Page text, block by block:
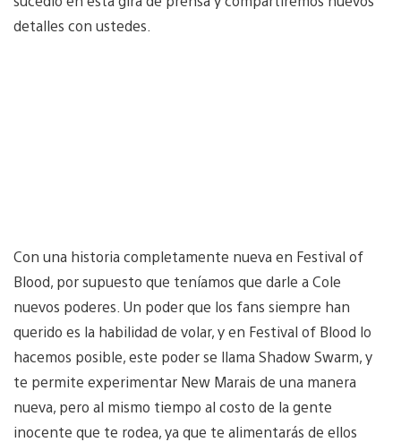
detalles con ustedes.
Con una historia completamente nueva en Festival of
Blood, por supuesto que teníamos que darle a Cole
nuevos poderes. Un poder que los fans siempre han
querido es la habilidad de volar, y en Festival of Blood lo
hacemos posible, este poder se llama Shadow Swarm, y
te permite experimentar New Marais de una manera
nueva, pero al mismo tiempo al costo de la gente
inocente que te rodea, ya que te alimentarás de ellos